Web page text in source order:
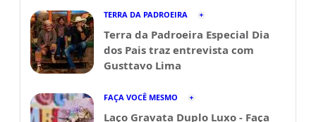
TERRA DA PADROEIRA
Terra da Padroeira Especial Dia
dos Pais traz entrevista com
Gusttavo Lima
FAÇA VOCÊ MESMO
Laço Gravata Duplo Luxo - Faça